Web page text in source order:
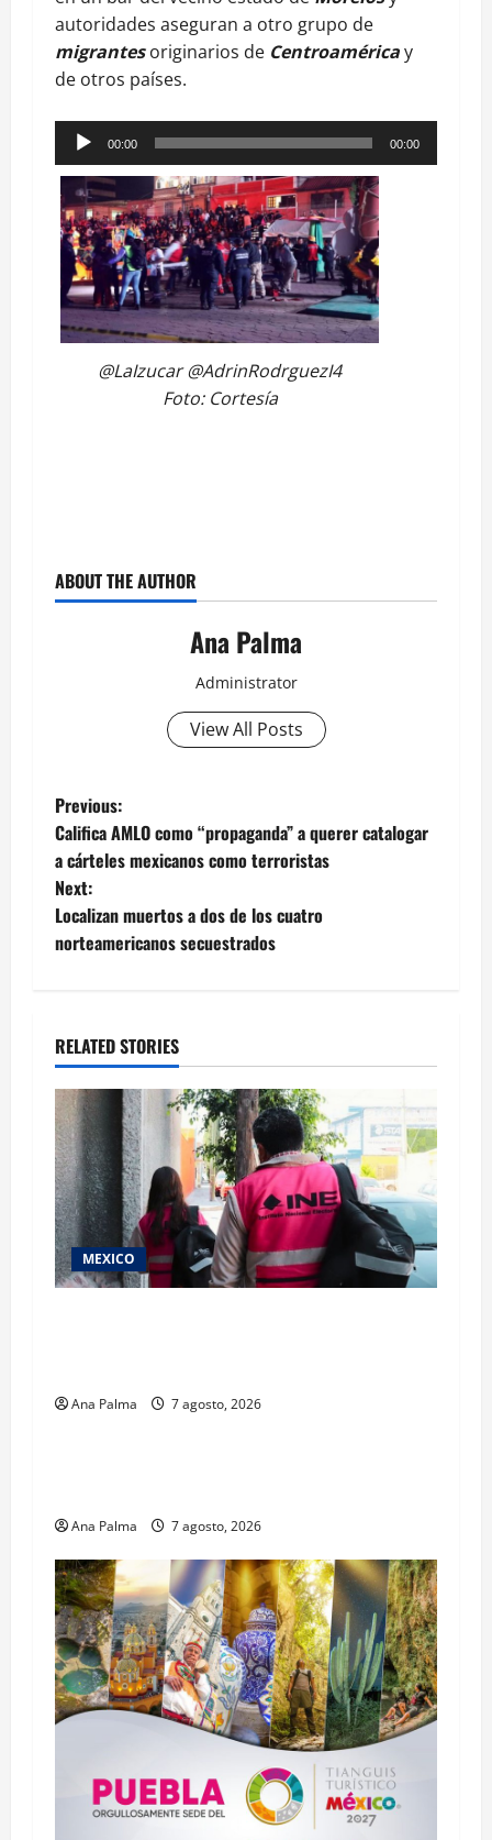
autoridades aseguran a otro grupo de
migrantesoriginarios de Centroaméricay
de otros países.
Reproductor
de
audio
00:00 00:00
@LaIzucar @AdrinRodrguezI4
Foto: Cortesía
ABOUT THE AUTHOR
Ana Palma
Administrator
View All Posts
Post
navigation
Previous:
Califica AMLO como “propaganda” a querer catalogar
a cárteles mexicanos como terroristas
Next:
Localizan muertos a dos de los cuatro
norteamericanos secuestrados
RELATED STORIES
MEXICO
Ana Palma 7 agosto, 2026
Estados Portada
Ana Palma 7 agosto, 2026